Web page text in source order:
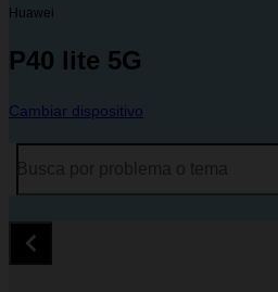
Huawei
P40 lite 5G
Cambiar dispositivo